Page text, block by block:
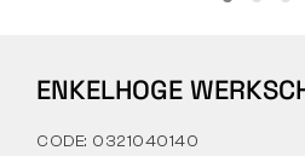
OVER ONS
ARTIKELEN
ENKELHOGE
CODE: 0321040140